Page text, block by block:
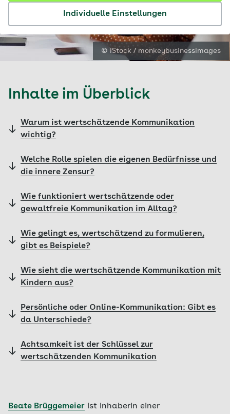
Individuelle Einstellungen
© iStock / monkeybusinessimages
Inhalte im Überblick
Warum ist wertschätzende Kommunikation
wichtig?
Welche Rolle spielen die eigenen Bedürfnisse und
die innere Zensur?
Wie funktioniert wertschätzende oder
gewaltfreie Kommunikation im Alltag?
Wie gelingt es, wertschätzend zu formulieren,
gibt es Beispiele?
Wie sieht die wertschätzende Kommunikation mit
Kindern aus?
Persönliche oder Online-Kommunikation: Gibt es
da Unterschiede?
Achtsamkeit ist der Schlüssel zur
wertschätzenden Kommunikation
Beate Brüggemeier ist Inhaberin einer